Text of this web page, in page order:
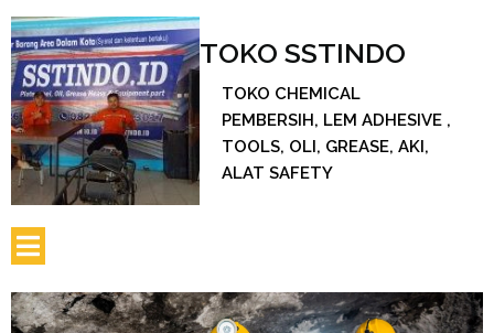
TOKO SSTINDO
TOKO CHEMICAL
PEMBERSIH, LEM ADHESIVE ,
TOOLS, OLI, GREASE, AKI,
ALAT SAFETY